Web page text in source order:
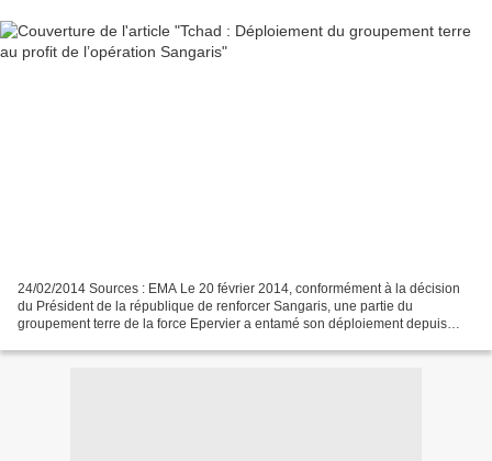
24/02/2014 Sources : EMA Le 20 février 2014, conformément à la décision
du Président de la république de renforcer Sangaris, une partie du
groupement terre de la force Epervier a entamé son déploiement depuis